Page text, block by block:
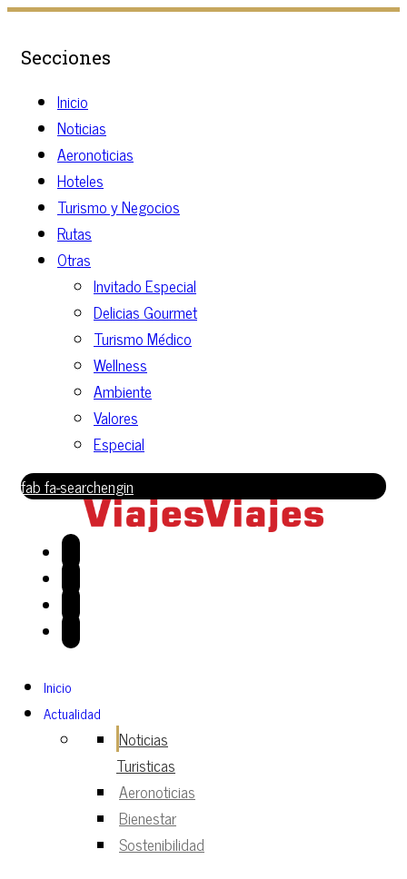
Secciones
Inicio
Noticias
Aeronoticias
Hoteles
Turismo y Negocios
Rutas
Otras
Invitado Especial
Delicias Gourmet
Turismo Médico
Wellness
Ambiente
Valores
Especial
fab fa-searchengin
Inicio
Actualidad
Noticias
Turisticas
Aeronoticias
Bienestar
Sostenibilidad